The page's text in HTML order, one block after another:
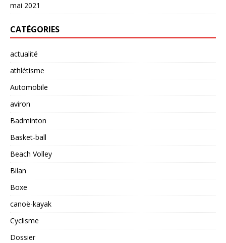
mai 2021
CATÉGORIES
actualité
athlétisme
Automobile
aviron
Badminton
Basket-ball
Beach Volley
Bilan
Boxe
canoë-kayak
Cyclisme
Dossier